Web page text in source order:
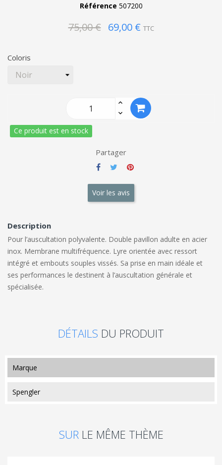
Référence 507200
75,00 € 69,00 € TTC
Coloris
Ce produit est en stock
Partager
Voir les avis
Description
Pour l’auscultation polyvalente. Double pavillon adulte en acier
inox. Membrane multifréquence. Lyre orientée avec ressort
intégré et embouts souples vissés. Sa prise en main idéale et
ses performances le destinent à l’auscultation générale et
spécialisée.
DÉTAILS DU PRODUIT
marque
Spengler
SUR LE MÊME THÈME